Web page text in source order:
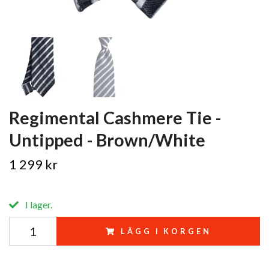
Regimental Cashmere Tie -
Untipped - Brown/White
1 299 kr
I lager.
LÄGG I KORGEN